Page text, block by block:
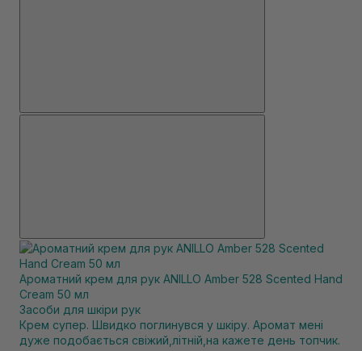
Ароматний крем для рук ANILLO Amber 528 Scented Hand
Cream 50 мл
Засоби для шкіри рук
Крем супер. Швидко поглинувся у шкіру. Аромат мені
дуже подобається свіжий,літній,на кажете день топчик.